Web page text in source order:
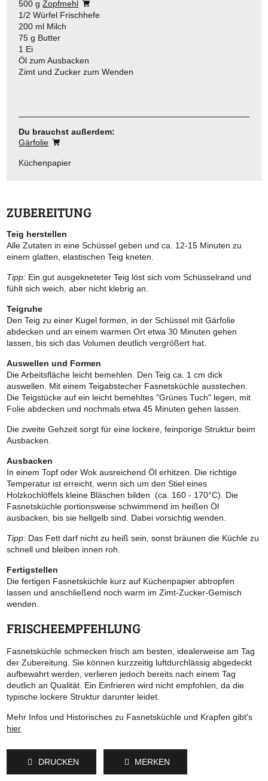
500 gZopfmehl
1/2 Würfel Frischhefe
200 ml Milch
75 g Butter
1 Ei
Öl zum Ausbacken
Zimt und Zucker zum Wenden
Du brauchst außerdem:
Gärfolie
Küchenpapier
ZUBEREITUNG
Teig herstellen
Alle Zutaten in eine Schüssel geben und ca. 12-15 Minuten zu
einem glatten, elastischen Teig kneten.
Tipp: Ein gut ausgekneteter Teig löst sich vom Schüsselrand und
fühlt sich weich, aber nicht klebrig an.
Teigruhe
Den Teig zu einer Kugel formen, in der Schüssel mit Gärfolie
abdecken und an einem warmen Ort etwa 30 Minuten gehen
lassen, bis sich das Volumen deutlich vergrößert hat.
Auswellen und Formen
Die Arbeitsfläche leicht bemehlen. Den Teig ca. 1 cm dick
auswellen. Mit einem Teigabstecher Fasnetsküchle ausstechen.
Die Teigstücke auf ein leicht bemehltes "Grünes Tuch" legen, mit
Folie abdecken und nochmals etwa 45 Minuten gehen lassen.
Die zweite Gehzeit sorgt für eine lockere, feinporige Struktur beim
Ausbacken.
Ausbacken
In einem Topf oder Wok ausreichend Öl erhitzen. Die richtige
Temperatur ist erreicht, wenn sich um den Stiel eines
Holzkochlöffels kleine Bläschen bilden (ca. 160 - 170°C). Die
Fasnetsküchle portionsweise schwimmend im heißen Öl
ausbacken, bis sie hellgelb sind. Dabei vorsichtig wenden.
Tipp: Das Fett darf nicht zu heiß sein, sonst bräunen die Küchle zu
schnell und bleiben innen roh.
Fertigstellen
Die fertigen Fasnetsküchle kurz auf Küchenpapier abtropfen
lassen und anschließend noch warm im Zimt-Zucker-Gemisch
wenden.
FRISCHEEMPFEHLUNG
Fasnetsküchle schmecken frisch am besten, idealerweise am Tag
der Zubereitung. Sie können kurzzeitig luftdurchlässig abgedeckt
aufbewahrt werden, verlieren jedoch bereits nach einem Tag
deutlich an Qualität. Ein Einfrieren wird nicht empfohlen, da die
typische lockere Struktur darunter leidet.
Mehr Infos und Historisches zu Fasnetsküchle und Krapfen gibt's
hier
DRUCKEN MERKEN